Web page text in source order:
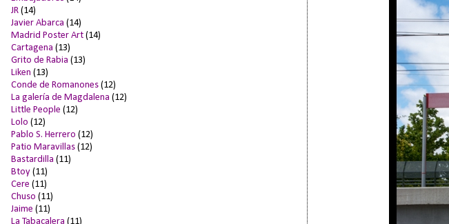
JR (14)
Javier Abarca (14)
Madrid Poster Art (14)
Cartagena (13)
Grito de Rabia (13)
Liken (13)
Conde de Romanones (12)
La galería de Magdalena (12)
Little People (12)
Lolo (12)
Pablo S. Herrero (12)
Patio Maravillas (12)
Bastardilla (11)
Btoy (11)
Cere (11)
Chuso (11)
Jaime (11)
La Tabacalera (11)